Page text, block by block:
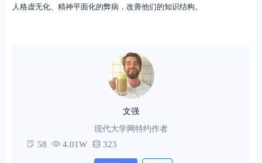
人格虚无化、精神平面化的弊病，改善他们的知识结构。
文强
现代大学网特约作者
58 4.01W 323